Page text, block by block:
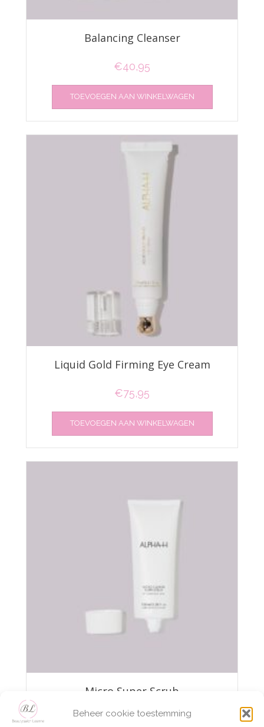
Beheer cookie toestemming
Balancing Cleanser
€40,95
TOEVOEGEN AAN WINKELWAGEN
Liquid Gold Firming Eye Cream
€75,95
TOEVOEGEN AAN WINKELWAGEN
Micro Super Scrub
€50,95